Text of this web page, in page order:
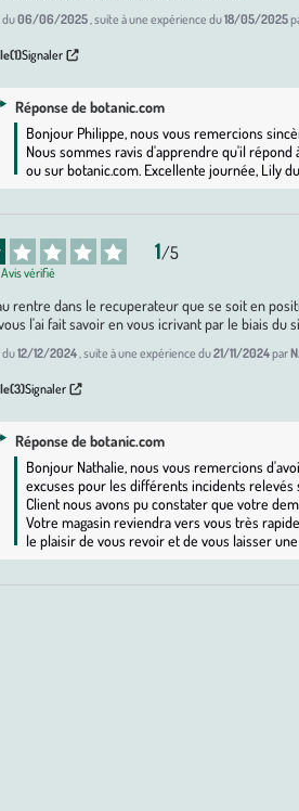
du06/06/2025, suite à une expérience du18/05/2025
(1)Signaler
Réponse debotanic.com
Bonjour Philippe, nous vous remercions
Nous sommes ravis d'apprendre qu'il
ou sur botanic.com. Excellente journée, Lily
1/5
Avis vérifié
rentre dans le recuperateur que se soit en
l'ai fait savoir en vous icrivant par le biais du
du12/12/2024, suite à une expérience du21/11/2024par
(3)Signaler
Réponse debotanic.com
Bonjour Nathalie, nous vous remercions
excuses pour les différents incidents
Client nous avons pu constater que votre
Votre magasin reviendra vers vous très
le plaisir de vous revoir et de vous laisser